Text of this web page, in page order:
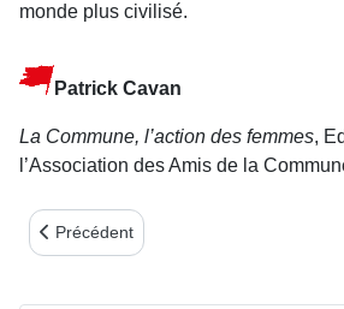
monde plus civilisé.
Patrick Cavan
La Commune, l’action des femmes,
l’Association des Amis de la
Article précédent : Notes de lecture 1er
Précédent